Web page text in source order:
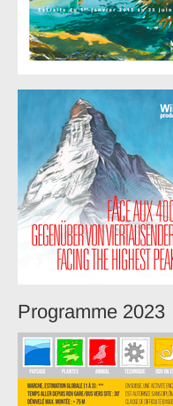
Programme 2023